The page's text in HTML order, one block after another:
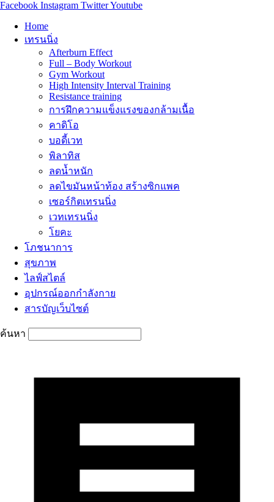
Facebook Instagram TwitterYoutube
Home
เทรนนิ่ง
Afterburn Effect
Full – Body Workout
Gym Workout
High Intensity Interval Training
Resistance training
การฝึกความแข็งแรงของกล้ามเนื้อ
คาดิโอ
บอดี้เวท
พิลาทิส
ลดน้ำหนัก
ลดไขมันหน้าท้อง สร้างซิกแพค
เซอร์กิตเทรนนิ่ง
เวทเทรนนิ่ง
โยคะ
โภชนาการ
สุขภาพ
ไลฟ์สไตล์
อุปกรณ์ออกกำลังกาย
สารบัญเว็บไซต์
ค้นหา